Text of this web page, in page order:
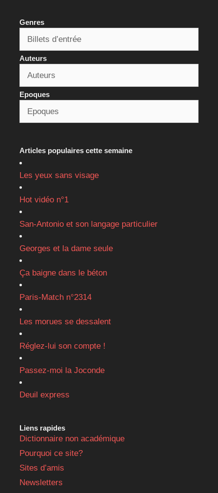
Genres
Auteurs
Epoques
Articles populaires cette semaine
Les yeux sans visage
Hot vidéo n°1
San-Antonio et son langage particulier
Georges et la dame seule
Ça baigne dans le béton
Paris-Match n°2314
Les morues se dessalent
Réglez-lui son compte !
Passez-moi la Joconde
Deuil express
Liens rapides
Dictionnaire non académique
Pourquoi ce site?
Sites d’amis
Newsletters